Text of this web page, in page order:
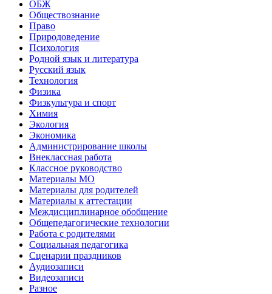
ОБЖ
Обществознание
Право
Природоведение
Психология
Родной язык и литература
Русский язык
Технология
Физика
Физкультура и спорт
Химия
Экология
Экономика
Администрирование школы
Внеклассная работа
Классное руководство
Материалы МО
Материалы для родителей
Материалы к аттестации
Междисциплинарное обобщение
Общепедагогические технологии
Работа с родителями
Социальная педагогика
Сценарии праздников
Аудиозаписи
Видеозаписи
Разное